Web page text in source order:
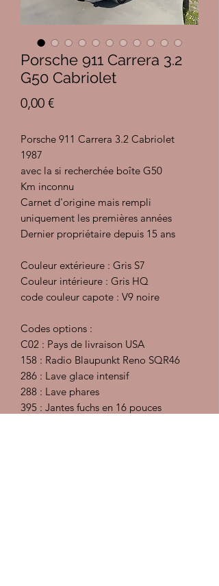
Porsche 911 Carrera 3.2
G50 Cabriolet
0,00 €Prix
Porsche 911 Carrera 3.2 Cabriolet
1987
avec la si recherchée boîte G50
Km inconnu
Carnet d'origine mais rempli
uniquement les premières années
Dernier propriétaire depuis 15 ans
Couleur extérieure : Gris S7
Couleur intérieure : Gris HQ
code couleur capote : V9 noire
Codes options :
C02 : Pays de livraison USA
158 : Radio Blaupunkt Reno SQR46
286 : Lave glace intensif
288 : Lave phares
395 : Jantes fuchs en 16 pouces